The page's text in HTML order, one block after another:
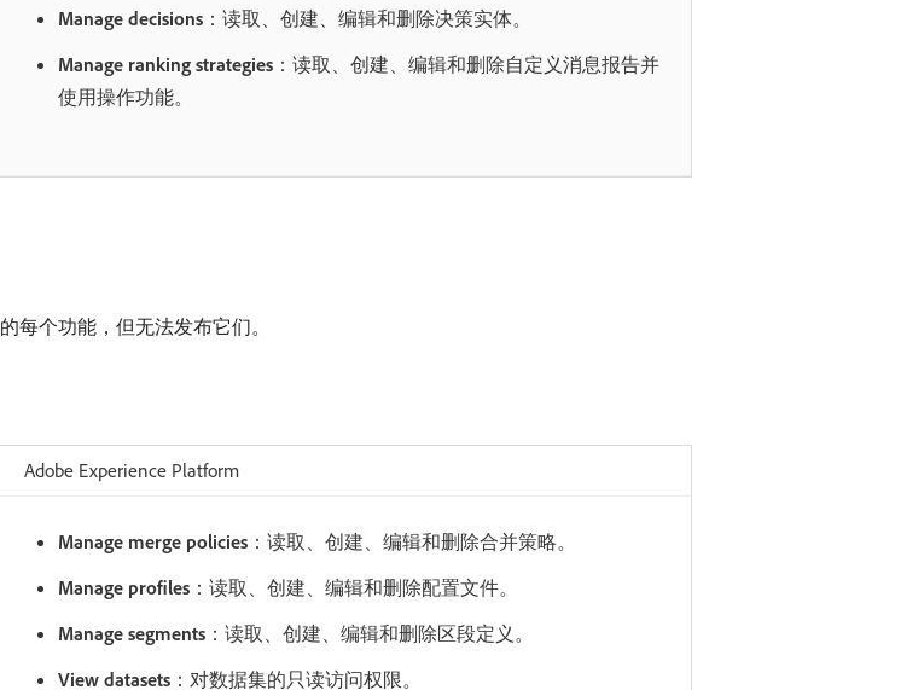
Manage decisions ：读取、创建、编辑和删除决策实体。
Manage ranking strategies ：读取、创建、编辑和删除自定义消息报告并
使用操作功能。
​的每个功能，但无法发布它们。
Adobe Experience Platform
Manage merge policies ：读取、创建、编辑和删除合并策略。
Manage profiles ：读取、创建、编辑和删除配置文件。
Manage segments ：读取、创建、编辑和删除区段定义。
View datasets ：对数据集的只读访问权限。